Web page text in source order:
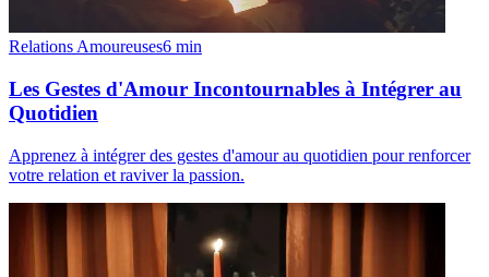
Relations Amoureuses6 min
Les Gestes d'Amour Incontournables à Intégrer au
Quotidien
Apprenez à intégrer des gestes d'amour au quotidien pour renforcer
votre relation et raviver la passion.